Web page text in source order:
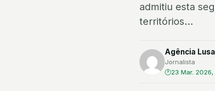
admitiu esta
territórios...
Agência Lusa
Jornalista
23 Mar. 2026,